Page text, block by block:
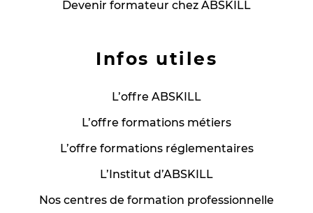
Devenir formateur chez ABSKILL
Infos utiles
L’offre ABSKILL
L’offre formations métiers
L’offre formations réglementaires
L’Institut d’ABSKILL
Nos centres de formation professionnelle